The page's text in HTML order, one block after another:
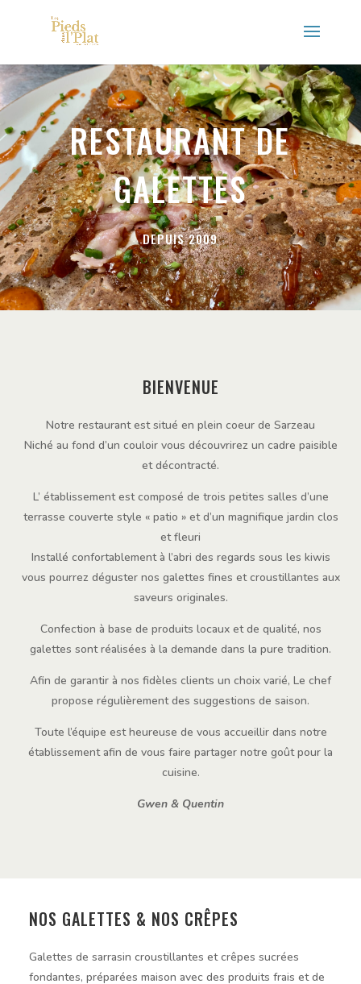
RESTAURANT DE
GALETTES
DEPUIS 2009
BIENVENUE
Notre restaurant est situé en plein coeur de Sarzeau
Niché au fond d’un couloir vous découvrirez un cadre paisible
et décontracté.
L’ établissement est composé de trois petites salles d’une
terrasse couverte style « patio » et d’un magnifique jardin clos
et fleuri
Installé confortablement à l’abri des regards sous les kiwis
vous pourrez déguster nos galettes fines et croustillantes aux
saveurs originales.
Confection à base de produits locaux et de qualité, nos
galettes sont réalisées à la demande dans la pure tradition.
Afin de garantir à nos fidèles clients un choix varié, Le chef
propose régulièrement des suggestions de saison.
Toute l’équipe est heureuse de vous accueillir dans notre
établissement afin de vous faire partager notre goût pour la
cuisine.
Gwen & Quentin
NOS GALETTES & NOS CRÊPES
Galettes de sarrasin croustillantes et crêpes sucrées
fondantes, préparées maison avec des produits frais et de